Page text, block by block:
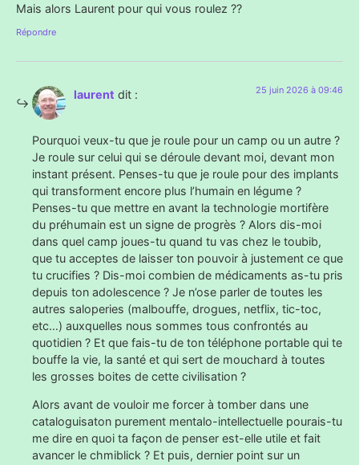
Mais alors Laurent pour qui vous roulez ??
Répondre
laurent dit : 25 juin 2026 à 09:46
Pourquoi veux-tu que je roule pour un camp ou un autre ?
Je roule sur celui qui se déroule devant moi, devant mon
instant présent. Penses-tu que je roule pour des implants
qui transforment encore plus l’humain en légume ?
Penses-tu que mettre en avant la technologie mortifère
du préhumain est un signe de progrès ? Alors dis-moi
dans quel camp joues-tu quand tu vas chez le toubib,
que tu acceptes de laisser ton pouvoir à justement ce que
tu crucifies ? Dis-moi combien de médicaments as-tu pris
depuis ton adolescence ? Je n’ose parler de toutes les
autres saloperies (malbouffe, drogues, netflix, tic-toc,
etc…) auxquelles nous sommes tous confrontés au
quotidien ? Et que fais-tu de ton téléphone portable qui te
bouffe la vie, la santé et qui sert de mouchard à toutes
les grosses boites de cette civilisation ?
Alors avant de vouloir me forcer à tomber dans une
cataloguisaton purement mentalo-intellectuelle pourais-tu
me dire en quoi ta façon de penser est-elle utile et fait
avancer le chmiblick ? Et puis, dernier point sur un